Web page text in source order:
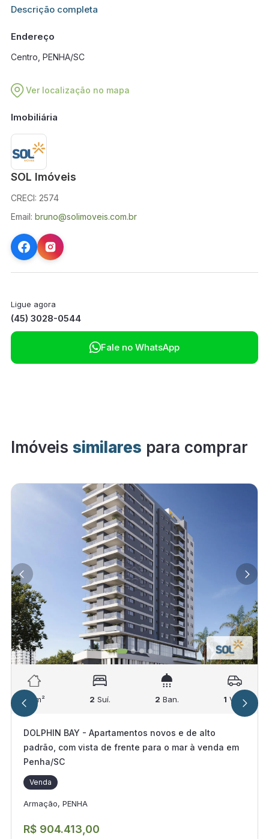
Informações adicionais sobre este imóvel estarão disponíveis
Descrição completa
Endereço
Centro, PENHA/SC
Ver localização no mapa
Imobiliária
SOL Imóveis
CRECI: 2574
Email: bruno@solimoveis.com.br
Ligue agora
(45) 3028-0544
Fale no WhatsApp
Imóveis similares para comprar
80 m² 2 Suí. 2 Ban. 1 Vag.
DOLPHIN BAY - Apartamentos novos e de alto
padrão, com vista de frente para o mar à venda em
Penha/SC
Venda
Armação, PENHA
R$ 904.413,00